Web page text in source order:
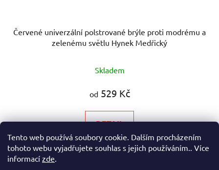
Tento web používá soubory cookie. Dalším procházením
tohoto webu vyjadřujete souhlas s jejich používáním.. Více
informací zde.
Červené univerzální polstrované brýle proti modrému a
zelenému světlu Hynek Medřický
hodnocení
produktu
4,5
5
hvězdiček.
Skladem
od529 Kč
DETAIL
Univerzální červené brýle s vnitřním polstrováním